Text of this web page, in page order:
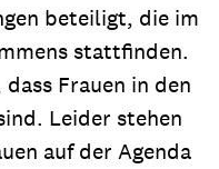
beteiligt, die im
stattfinden.
Frauen in den
Leider stehen
auf der Agenda